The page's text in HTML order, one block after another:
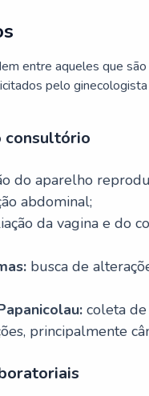
entre aqueles que
pelo
consultório
do aparelho
abdominal;
da vagina e do
busca de
coleta
principalmente